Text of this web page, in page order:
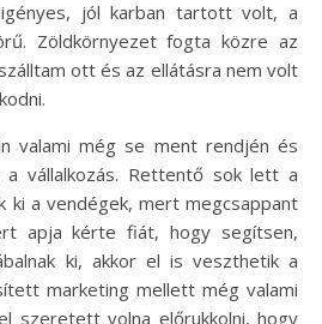
jól karban tartott volt, a
Zöldkörnyezet fogta közre az
ott és az ellátásra nem volt
valami még se ment rendjén és
a vállalkozás. Rettentő sok lett a
ki a vendégek, mert megcsappant
apja kérte fiát, hogy segítsen,
ki, akkor el is veszthetik a
marketing mellett még valami
szeretett volna előrukkolni, hogy